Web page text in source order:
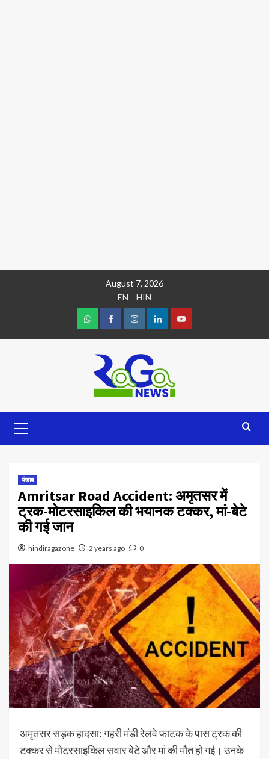
August 7, 2026
EN
HIN
पंजाब
Amritsar Road Accident: अमृतसर में
ट्रक-मोटरसाइकिल की भयानक टक्कर, मां-बेटे
की गई जान
hindiragazone 2 years ago 0
अमृतसर सड़क हादसा: गहरी मंडी रेलवे फाटक के पास ट्रक की
टक्कर से मोटरसाइकिल सवार बेटे और मां की मौत हो गई। उनके